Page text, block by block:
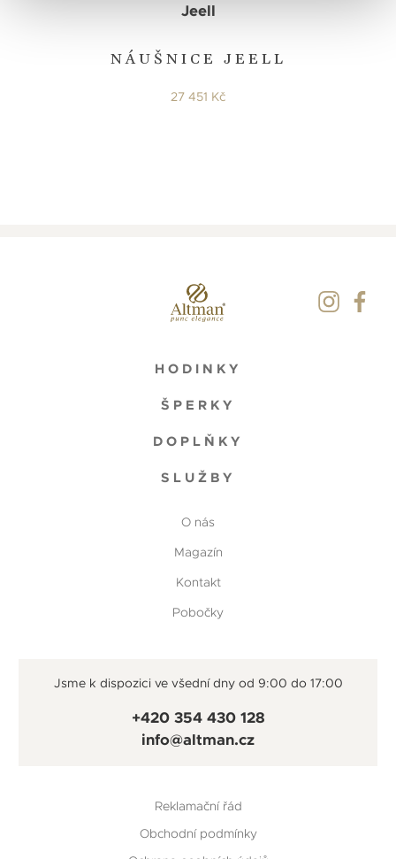
NÁUŠNICE JEELL
Jeell
27 451 Kč
HODINKY
ŠPERKY
DOPLŇKY
SLUŽBY
O nás
Magazín
Kontakt
Pobočky
Jsme k dispozici ve všední dny od 9:00 do 17:00
+420 354 430 128
info@altman.cz
Reklamační řád
Obchodní podmínky